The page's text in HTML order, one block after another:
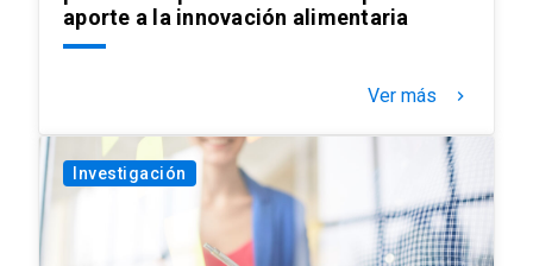
aporte a la innovación alimentaria
Ver más keyboard_arrow_right
Investigación